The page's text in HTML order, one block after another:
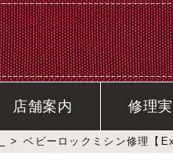
店舗案内 修理
> ベビーロックミシン修理【